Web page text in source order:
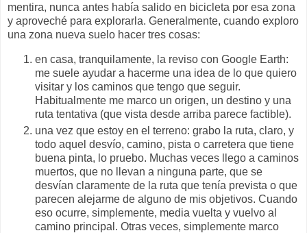
mentira, nunca antes había salido en bicicleta por esa zona
y aproveché para explorarla. Generalmente, cuando exploro
una zona nueva suelo hacer tres cosas:
en casa, tranquilamente, la reviso con Google Earth:
me suele ayudar a hacerme una idea de lo que quiero
visitar y los caminos que tengo que seguir.
Habitualmente me marco un origen, un destino y una
ruta tentativa (que vista desde arriba parece factible).
una vez que estoy en el terreno: grabo la ruta, claro, y
todo aquel desvío, camino, pista o carretera que tiene
buena pinta, lo pruebo. Muchas veces llego a caminos
muertos, que no llevan a ninguna parte, que se
desvían claramente de la ruta que tenía prevista o que
parecen alejarme de alguno de mis objetivos. Cuando
eso ocurre, simplemente, media vuelta y vuelvo al
camino principal. Otras veces, simplemente marco